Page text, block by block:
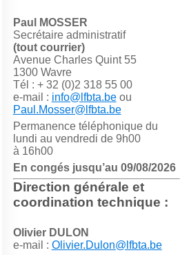
Paul MOSSER
Secrétaire administratif
(tout courrier)
Avenue Charles Quint 55
1300 Wavre
Tél : + 32 (0)2 318 55 00
e-mail : info@lfbta.beou
Paul.Mosser@lfbta.be
Permanence téléphonique du
lundi au vendredi de 9h00
à 16h00
En congés jusqu’au 09/08/2026
Direction générale et
coordination technique :
Olivier DULON
e-mail : Olivier.Dulon@lfbta.be